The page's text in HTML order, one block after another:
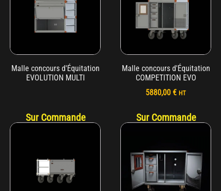
Malle concours d'Équitation
EVOLUTION MULTI
Malle concours d'Équitation
COMPETITION EVO
5880,00 € HT
Sur Commande Sur Commande